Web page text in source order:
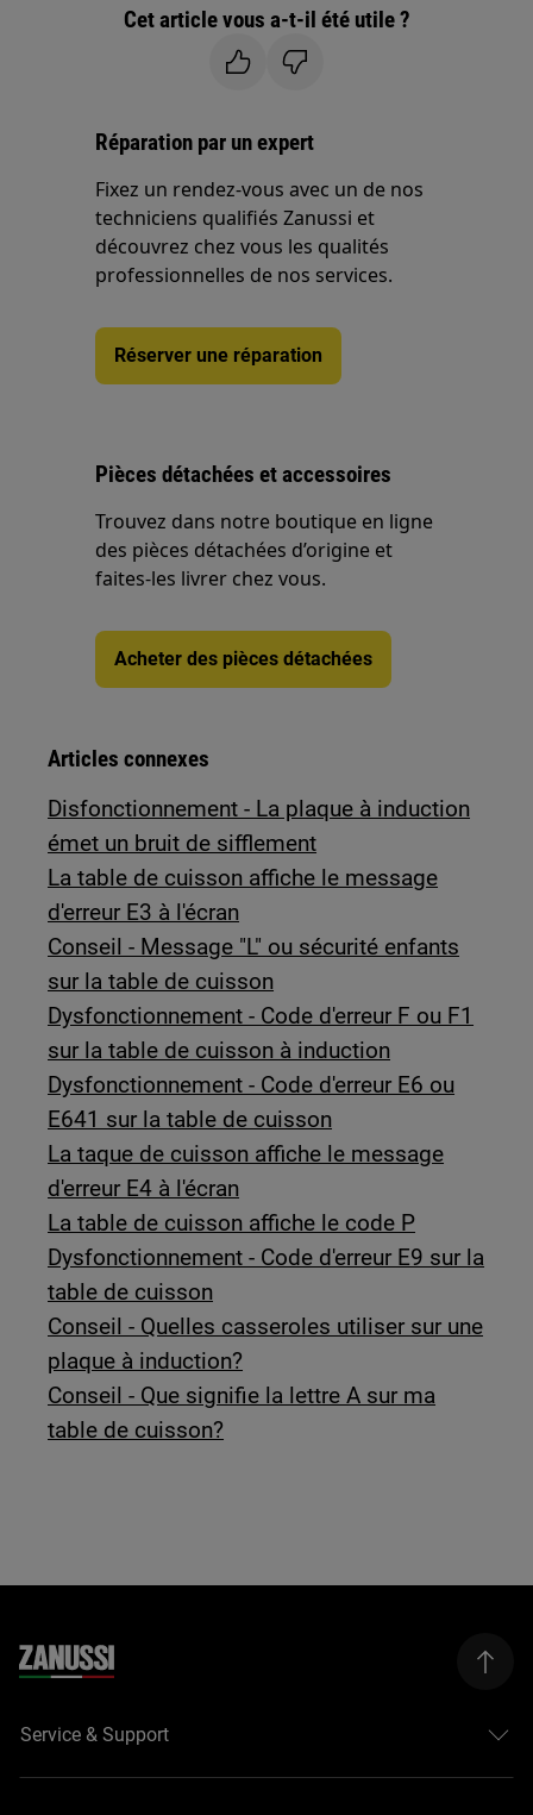
Cet article vous a-t-il été utile ?
Réparation par un expert
Fixez un rendez-vous avec un de nos
techniciens qualifiés Zanussi et
découvrez chez vous les qualités
professionnelles de nos services.
Réserver une réparation
Pièces détachées et accessoires
Trouvez dans notre boutique en ligne
des pièces détachées d’origine et
faites-les livrer chez vous.
Acheter des pièces détachées
Articles connexes
Disfonctionnement - La plaque à induction
émet un bruit de sifflement
La table de cuisson affiche le message
d'erreur E3 à l'écran
Conseil - Message "L" ou sécurité enfants
sur la table de cuisson
Dysfonctionnement - Code d'erreur F ou F1
sur la table de cuisson à induction
Dysfonctionnement - Code d'erreur E6 ou
E641 sur la table de cuisson
La taque de cuisson affiche le message
d'erreur E4 à l'écran
La table de cuisson affiche le code P
Dysfonctionnement - Code d'erreur E9 sur la
table de cuisson
Conseil - Quelles casseroles utiliser sur une
plaque à induction?
Conseil - Que signifie la lettre A sur ma
table de cuisson?
Service & Support